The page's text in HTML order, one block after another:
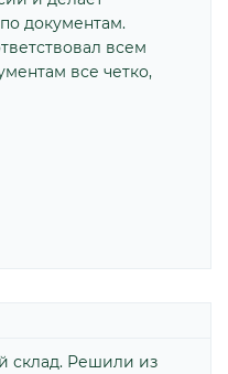
документам.
всем
все четко,
склад. Решили из